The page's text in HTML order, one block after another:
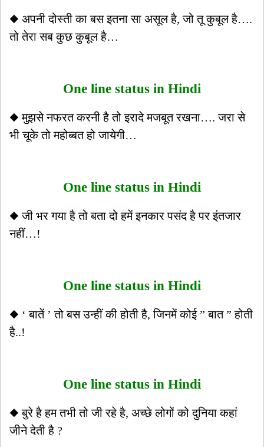
◆ अपनी दोस्ती का बस इतना सा असूल है, जो तू कुबूल है….
तो तेरा सब कुछ कुबूल है…
One line status in Hindi
◆ मुझसे नफरत करनी है तो इरादे मजबूत रखना…. जरा से
भी चूके तो महोब्बत हो जायेगी…
One line status in Hindi
◆ जी भर गया है तो बता दो हमें इनकार पसंद है पर इंतजार
नहीं…!
One line status in Hindi
◆ ‘ बातें ’ तो बस उन्हीं की होती है, जिनमें कोई ” बात ” होती
है..!
One line status in Hindi
◆ बुरे है हम तभी तो जी रहे है, अच्छे लोगों को दुनिया कहां
जीने देती है ?